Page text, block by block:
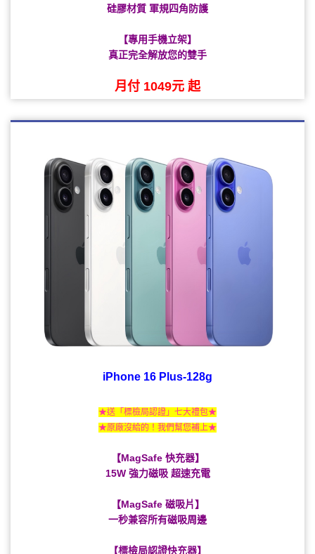
硅膠材質 軍規四角防護
【專用手機立架】
真正完全解放您的雙手
月付 1049元 起
iPhone 16 Plus-128g
★送「標檢局認證」七大禮包★
★原廠沒給的！我們幫您補上★
【MagSafe 快充器】
15W 強力磁吸 超速充電
【MagSafe 磁吸片】
一秒兼容所有磁吸周邊
【標檢局認證快充器】